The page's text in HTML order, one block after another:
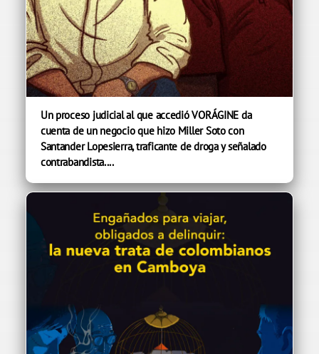
Un proceso judicial al que accedió VORÁGINE da
cuenta de un negocio que hizo Miller Soto con
Santander Lopesierra, traficante de droga y señalado
contrabandista....